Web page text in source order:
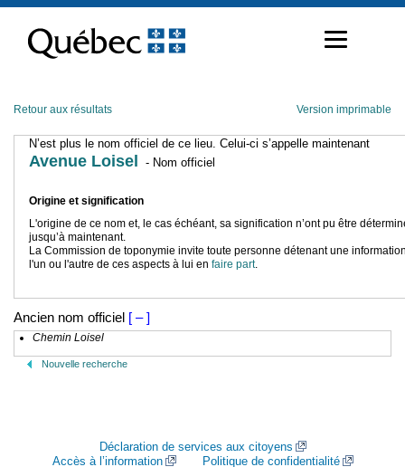
contenu
Retour aux résultats Version imprimable
N’est plus le nom officiel de ce lieu. Celui-ci s’appelle maintenant
Avenue Loisel - Nom officiel
Origine et signification
L'origine de ce nom et, le cas échéant, sa signification n’ont pu être
jusqu’à maintenant.
La Commission de toponymie invite toute personne détenant une
l'un ou l'autre de ces aspects à lui en faire part.
Ancien nom officiel [ – ]
Chemin Loisel
Nouvelle recherche
Déclaration de services aux citoyens
Accès à l’information
Politique de confidentialité